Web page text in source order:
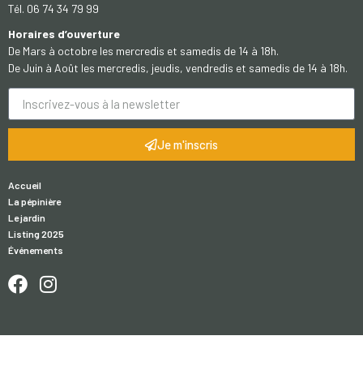
Tél. 06 74 34 79 99
Horaires d’ouverture
De Mars à octobre les mercredis et samedis de 14 à 18h.
De Juin à Août les mercredis, jeudis, vendredis et samedis de 14 à 18h.
Je m'inscris
Accueil
La pépinière
Le jardin
Listing 2025
Événements